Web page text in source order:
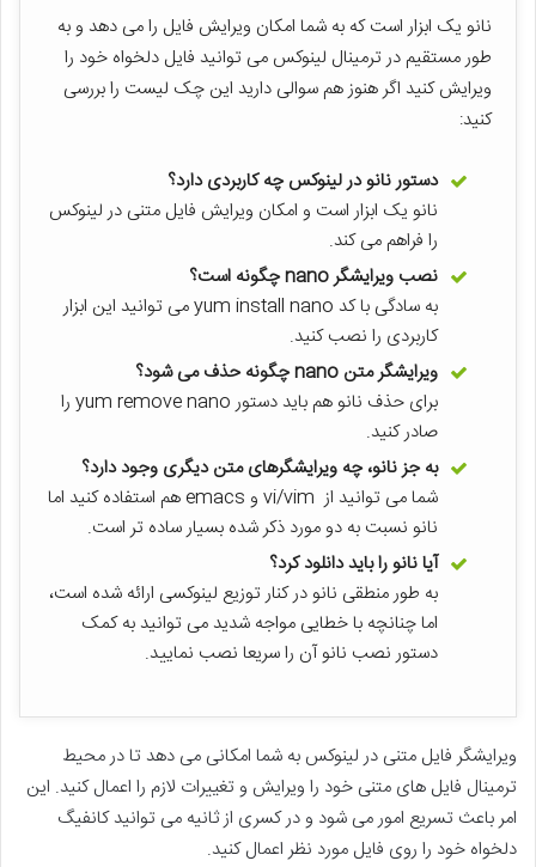
نانو یک ابزار است که به شما امکان ویرایش فایل را می دهد و به
طور مستقیم در ترمینال لینوکس می توانید فایل دلخواه خود را
ویرایش کنید اگر هنوز هم سوالی دارید این چک لیست را بررسی
کنید:
دستور نانو در لینوکس چه کاربردی دارد؟
نانو یک ابزار است و امکان ویرایش فایل متنی در لینوکس
را فراهم می کند.
نصب ویرایشگر nano چگونه است؟
به سادگی با کد yum install nano می توانید این ابزار
کاربردی را نصب کنید.
ویرایشگر متن nano چگونه حذف می شود؟
برای حذف نانو هم باید دستور yum remove nano را
صادر کنید.
به جز نانو، چه ویرایشگرهای متن دیگری وجود دارد؟
شما می توانید از vi/vim و emacs هم استفاده کنید اما
نانو نسبت به دو مورد ذکر شده بسیار ساده تر است.
آیا نانو را باید دانلود کرد؟
به طور منطقی نانو در کنار توزیع لینوکسی ارائه شده است،
اما چنانچه با خطایی مواجه شدید می توانید به کمک
دستور نصب نانو آن را سریعا نصب نمایید.
ویرایشگر فایل متنی در لینوکس به شما امکانی می دهد تا در محیط
ترمینال فایل های متنی خود را ویرایش و تغییرات لازم را اعمال کنید. این
امر باعث تسریع امور می شود و در کسری از ثانیه می توانید کانفیگ
دلخواه خود را روی فایل مورد نظر اعمال کنید.